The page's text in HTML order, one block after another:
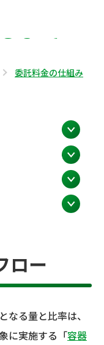
で
委託料金の仕組み
ロー
なる量と比率は、
に実施する「容器